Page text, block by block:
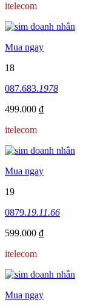
itelecom
Mua ngay
18
087.683.1978
499.000 ₫
itelecom
Mua ngay
19
0879.19.11.66
599.000 ₫
itelecom
Mua ngay